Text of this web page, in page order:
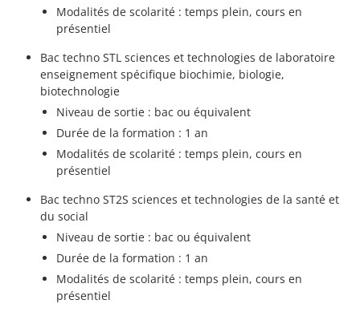
Modalités de scolarité : temps plein, cours en
présentiel
Bac techno STL sciences et technologies de laboratoire
enseignement spécifique biochimie, biologie,
biotechnologie
Niveau de sortie : bac ou équivalent
Durée de la formation : 1 an
Modalités de scolarité : temps plein, cours en
présentiel
Bac techno ST2S sciences et technologies de la santé et
du social
Niveau de sortie : bac ou équivalent
Durée de la formation : 1 an
Modalités de scolarité : temps plein, cours en
présentiel